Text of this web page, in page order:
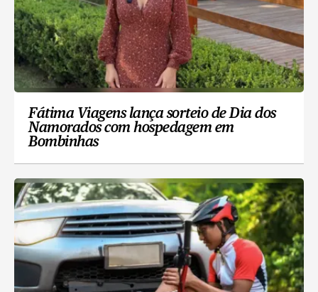
Fátima Viagens lança sorteio de Dia dos
Namorados com hospedagem em
Bombinhas